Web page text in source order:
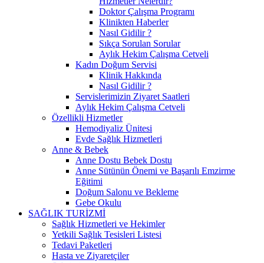
Doktor Çalışma Programı
Klinikten Haberler
Nasıl Gidilir ?
Sıkça Sorulan Sorular
Aylık Hekim Çalışma Cetveli
Kadın Doğum Servisi
Klinik Hakkında
Nasıl Gidilir ?
Servislerimizin Ziyaret Saatleri
Aylık Hekim Çalışma Cetveli
Özellikli Hizmetler
Hemodiyaliz Ünitesi
Evde Sağlık Hizmetleri
Anne & Bebek
Anne Dostu Bebek Dostu
Anne Sütünün Önemi ve Başarılı Emzirme
Eğitimi
Doğum Salonu ve Bekleme
Gebe Okulu
SAĞLIK TURİZMİ
Sağlık Hizmetleri ve Hekimler
Yetkili Sağlık Tesisleri Listesi
Tedavi Paketleri
Hasta ve Ziyaretçiler